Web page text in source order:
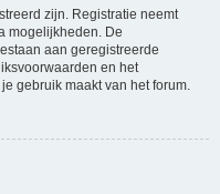
zijn. Registratie neemt
mogelijkheden. De
aan geregistreerde
en het
gebruik maakt van het forum.